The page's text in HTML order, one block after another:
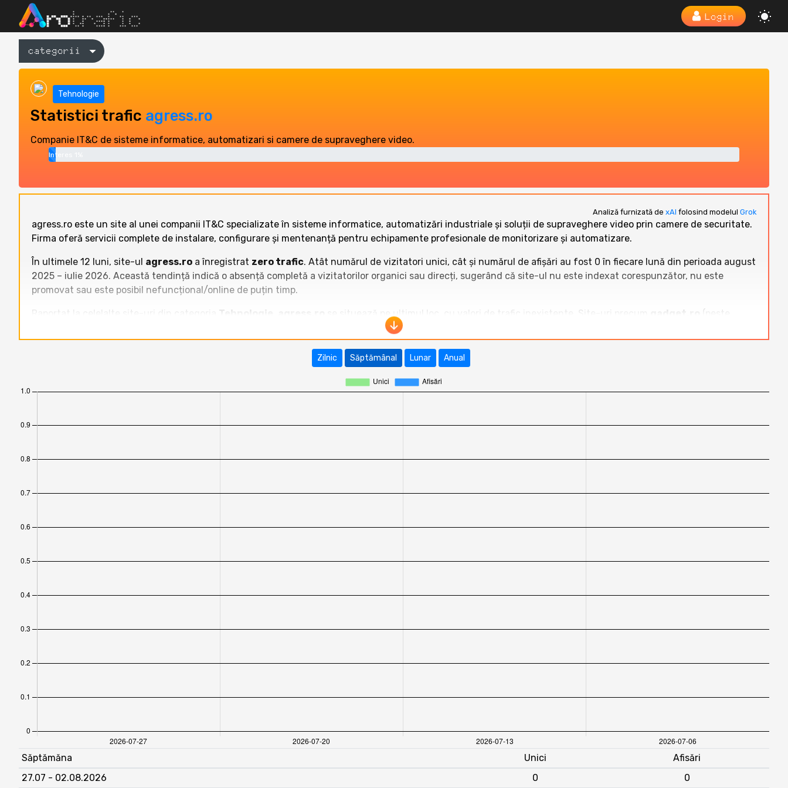
Login
categorii
Tehnologie
Statistici trafic agress.ro
Companie IT&C de sisteme informatice, automatizari si camere de supraveghere video.
Interes 1%
Analiză furnizată de xAI folosind modelul Grok
agress.ro este un site al unei companii IT&C specializate în sisteme informatice, automatizări industriale și soluții de supraveghere video prin camere de securitate.
Firma oferă servicii complete de instalare, configurare și mentenanță pentru echipamente profesionale de monitorizare și automatizare.
În ultimele 12 luni, site-ul agress.ro a înregistrat zero trafic. Atât numărul de vizitatori unici, cât și numărul de afișări au fost 0 în fiecare lună din perioada august
2025 – iulie 2026. Această tendință indică o absență completă a vizitatorilor organici sau direcți, sugerând că site-ul nu este indexat corespunzător, nu este
promovat sau este posibil nefuncțional/online de puțin timp.
Raportat la celelalte site-uri din categoria Tehnologie se situează pe ultimul loc, cu valori de trafic inexistente. Site-uri precum gadget.ro
(peste
techzilla.ro
Tendința este clar negativă: în timp ce concurența înregistrează creșteri semnificative sau trafic stabil ridicat,agress.ronu a generat nicio vizită în ultimele 12
luni, ceea ce indică o vizibilitate online extrem de redusă în comparație cu competitorii din domeniul tehnologiei.
Zilnic Săptămânal Lunar Anual
Săptămăna Unici
Afisări
27.07 - 02.08.2026
0 0